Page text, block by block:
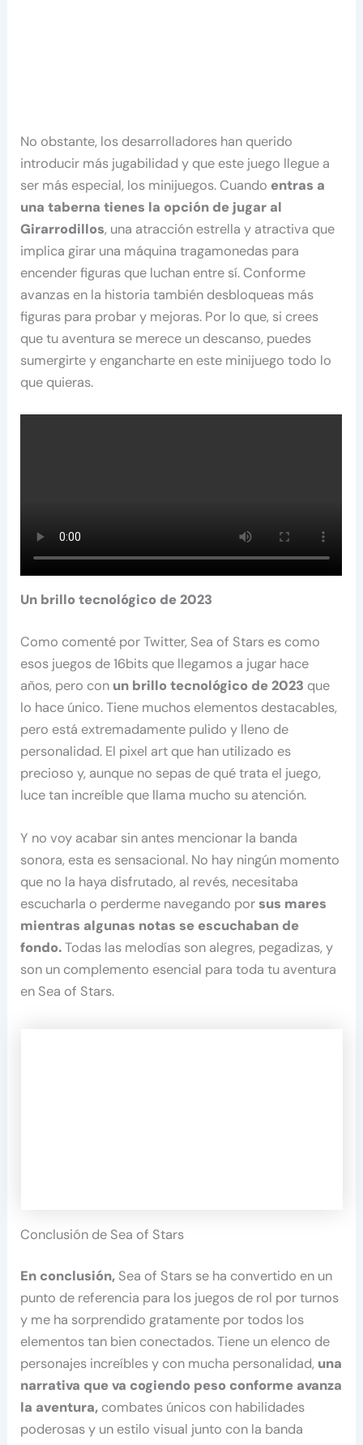
No obstante, los desarrolladores han querido
introducir más jugabilidad y que este juego llegue a
ser más especial, los minijuegos. Cuando entras a
una taberna tienes la opción de jugar al
Girarrodillos, una atracción estrella y atractiva que
implica girar una máquina tragamonedas para
encender figuras que luchan entre sí. Conforme
avanzas en la historia también desbloqueas más
figuras para probar y mejoras. Por lo que, si crees
que tu aventura se merece un descanso, puedes
sumergirte y engancharte en este minijuego todo lo
que quieras.
Un brillo tecnológico de 2023
Como comenté por Twitter, Sea of Stars es como
esos juegos de 16bits que llegamos a jugar hace
años, pero con un brillo tecnológico de 2023 que
lo hace único. Tiene muchos elementos destacables,
pero está extremadamente pulido y lleno de
personalidad. El pixel art que han utilizado es
precioso y, aunque no sepas de qué trata el juego,
luce tan increíble que llama mucho su atención.
Y no voy acabar sin antes mencionar la banda
sonora, esta es sensacional. No hay ningún momento
que no la haya disfrutado, al revés, necesitaba
escucharla o perderme navegando porsus mares
mientras algunas notas se escuchaban de
fondo.Todas las melodías son alegres, pegadizas, y
son un complemento esencial para toda tu aventura
en Sea of Stars.
Conclusión de Sea of Stars
En conclusión, Sea of Stars se ha convertido en un
punto de referencia para los juegos de rol por turnos
y me ha sorprendido gratamente por todos los
elementos tan bien conectados. Tiene un elenco de
personajes increíbles y con mucha personalidad, una
narrativa que va cogiendo peso conforme avanza
la aventura, combates únicos con habilidades
poderosas y un estilo visual junto con la banda